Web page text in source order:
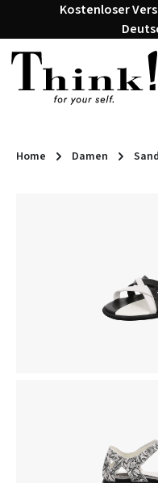
Hauptinhalt springen
Zur Suche springen
Zur Hauptnavigation
Kostenloser
Home Damen